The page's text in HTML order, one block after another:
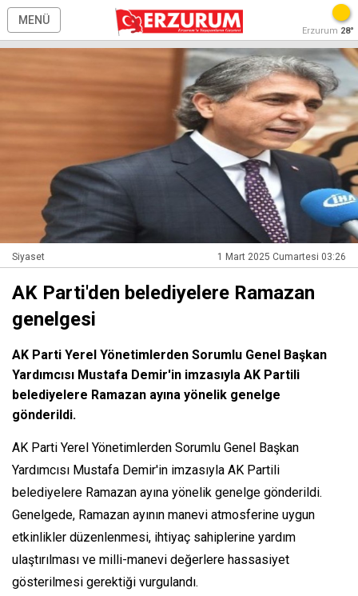
MENÜ
Erzurum 28°
Siyaset 1 Mart 2025 Cumartesi 03:26
AK Parti'den belediyelere Ramazan
genelgesi
AK Parti Yerel Yönetimlerden Sorumlu Genel Başkan
Yardımcısı Mustafa Demir'in imzasıyla AK Partili
belediyelere Ramazan ayına yönelik genelge
gönderildi.
AK Parti Yerel Yönetimlerden Sorumlu Genel Başkan
Yardımcısı Mustafa Demir'in imzasıyla AK Partili
belediyelere Ramazan ayına yönelik genelge gönderildi.
Genelgede, Ramazan ayının manevi atmosferine uygun
etkinlikler düzenlenmesi, ihtiyaç sahiplerine yardım
ulaştırılması ve milli-manevi değerlere hassasiyet
gösterilmesi gerektiği vurgulandı.